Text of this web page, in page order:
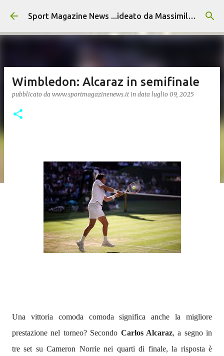
Passa ai contenuti principali Sport Magazine News ...ideato da Massimiliano Alvino
Wimbledon: Alcaraz in semifinale
pubblicato da www.sportmagazinenews.it in data luglio 09, 2025
Una vittoria comoda comoda significa anche la migliore
prestazione nel torneo? Secondo Carlos Alcaraz, a segno in
tre set su Cameron Norrie nei quarti di finale, la risposta è